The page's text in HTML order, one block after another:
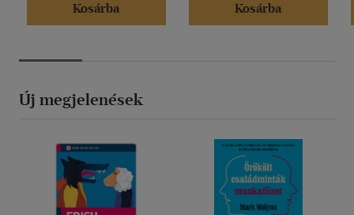
Kosárba
Kosárba
Új megjelenések